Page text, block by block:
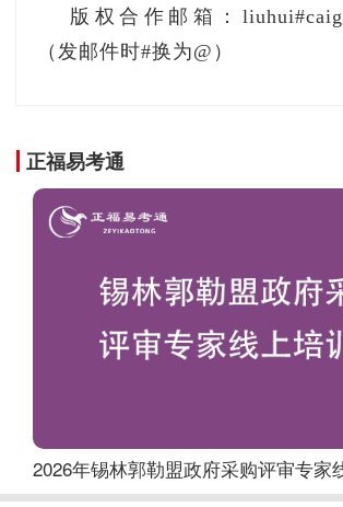
版权合作邮箱：
（发邮件时#换为@）
正福易考通
2026年锡林郭勒盟政府采购评审专家